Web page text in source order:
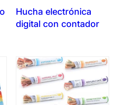
Hucha electrónica
digital con contador